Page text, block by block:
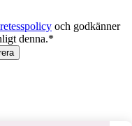
och godkänner
denna.*